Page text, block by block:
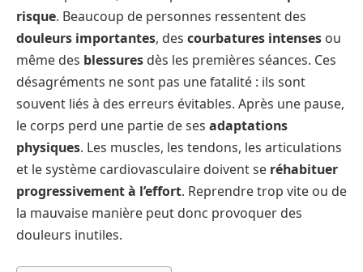
risque. Beaucoup de personnes ressentent des
douleurs importantes, des courbatures intenses ou
même des blessures dès les premières séances. Ces
désagréments ne sont pas une fatalité : ils sont
souvent liés à des erreurs évitables. Après une pause,
le corps perd une partie de ses adaptations
physiques. Les muscles, les tendons, les articulations
et le système cardiovasculaire doivent se réhabituer
progressivement à l’effort. Reprendre trop vite ou de
la mauvaise manière peut donc provoquer des
douleurs inutiles.